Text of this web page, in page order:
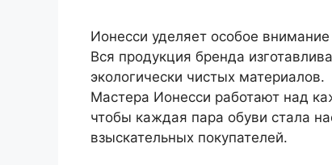
Ионесси уделяет особое
Вся продукция бренда
экологически чистых материалов.
Мастера Ионесси работают над
чтобы каждая пара обуви стала
взыскательных покупателей.